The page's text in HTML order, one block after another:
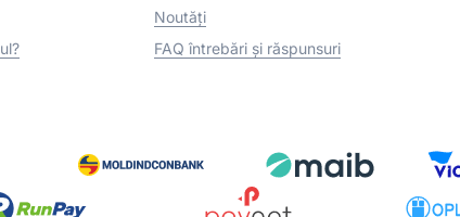
Noutăți
FAQ întrebări și răspunsuri